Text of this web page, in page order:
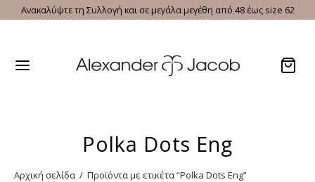
Ανακαλύψτε τη Συλλογή και σε μεγάλα μεγέθη από 48 έως size 62
Polka Dots Eng
Αρχική σελίδα / Προϊόντα με ετικέτα “Polka Dots Eng”